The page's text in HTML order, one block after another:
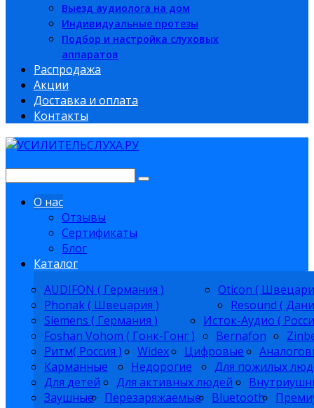
Выезд аудиолога на дом
Индивидуальные протезы
Подбор и настройка слуховых
аппаратов
Распродажа
Акции
Доставка и оплата
Контакты
О нас
Отзывы
Сертификаты
Блог
Каталог
AUDIFON ( Германия )
Oticon (
Phonak ( Швецария )
Resound (
Siemens ( Германия )
Исток-Аудио (
Foshan Vohom ( Гонк-Гонг )
Bernafon
Ритм( Россия )
Widex Цифровые
Карманные
Недорогие
Для пожилых
Для детей
Для активных людей
Заушные
Перезаряжаемые Bluetooth